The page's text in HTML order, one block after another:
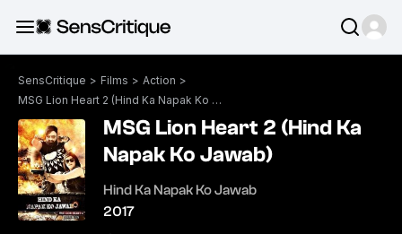
SensCritique > Films > Action >
MSG Lion Heart 2 (Hind Ka Napak Ko Jawab)
MSG Lion Heart 2 (Hind Ka
Napak Ko Jawab)
Hind Ka Napak Ko Jawab
2017